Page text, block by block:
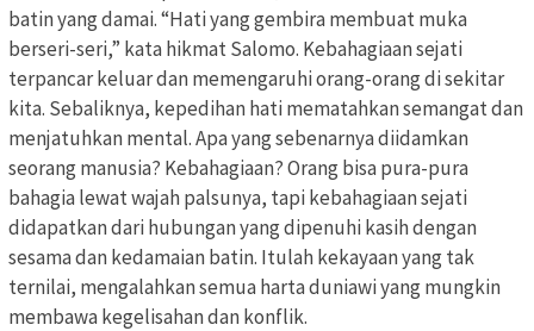
batin yang damai. “Hati yang gembira membuat muka
berseri-seri,” kata hikmat Salomo. Kebahagiaan sejati
terpancar keluar dan memengaruhi orang-orang di sekitar
kita. Sebaliknya, kepedihan hati mematahkan semangat dan
menjatuhkan mental. Apa yang sebenarnya diidamkan
seorang manusia? Kebahagiaan? Orang bisa pura-pura
bahagia lewat wajah palsunya, tapi kebahagiaan sejati
didapatkan dari hubungan yang dipenuhi kasih dengan
sesama dan kedamaian batin. Itulah kekayaan yang tak
ternilai, mengalahkan semua harta duniawi yang mungkin
membawa kegelisahan dan konflik.